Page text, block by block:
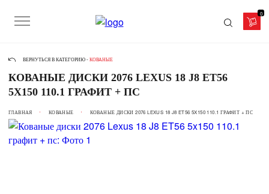
0
ВЕРНУТЬСЯ В КАТЕГОРИЮ - КОВАНЫЕ
КОВАНЫЕ ДИСКИ 2076 LEXUS 18 J8 ET56
5X150 110.1 ГРАФИТ + ПС
ГЛАВНАЯ КОВАНЫЕ КОВАНЫЕ ДИСКИ 2076 LEXUS 18 J8 ET56 5X150 110.1 ГРАФИТ + ПС